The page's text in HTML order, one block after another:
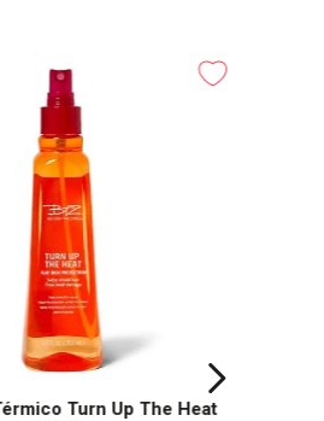
Turn Up The Heat